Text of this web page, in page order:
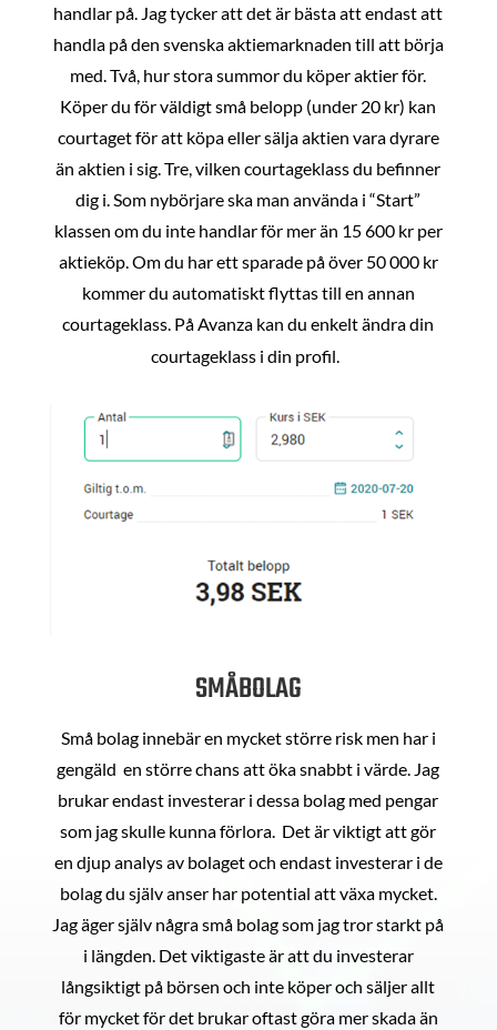
handlar på. Jag tycker att det är bästa att endast att
handla på den svenska aktiemarknaden till att börja
med. Två, hur stora summor du köper aktier för.
Köper du för väldigt små belopp (under 20 kr) kan
courtaget för att köpa eller sälja aktien vara dyrare
än aktien i sig. Tre, vilken courtageklass du befinner
dig i. Som nybörjare ska man använda i “Start”
klassen om du inte handlar för mer än 15 600 kr per
aktieköp. Om du har ett sparade på över 50 000 kr
kommer du automatiskt flyttas till en annan
courtageklass. På Avanza kan du enkelt ändra din
courtageklass i din profil.
SMÅBOLAG
Små bolag innebär en mycket större risk men har i
gengäld en större chans att öka snabbt i värde. Jag
brukar endast investerar i dessa bolag med pengar
som jag skulle kunna förlora. Det är viktigt att gör
en djup analys av bolaget och endast investerar i de
bolag du själv anser har potential att växa mycket.
Jag äger själv några små bolag som jag tror starkt på
i längden. Det viktigaste är att du investerar
långsiktigt på börsen och inte köper och säljer allt
för mycket för det brukar oftast göra mer skada än